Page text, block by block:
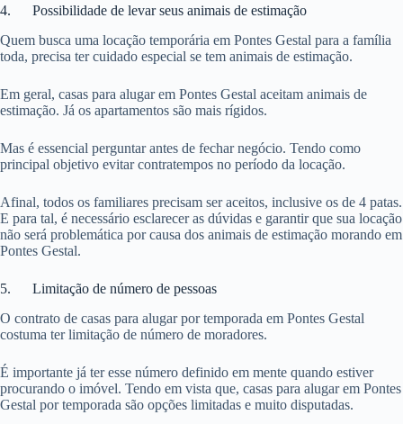
4. Possibilidade de levar seus animais de estimação
Quem busca uma locação temporária em Pontes Gestal para a família
toda, precisa ter cuidado especial se tem animais de estimação.
Em geral, casas para alugar em Pontes Gestal aceitam animais de
estimação. Já os apartamentos são mais rígidos.
Mas é essencial perguntar antes de fechar negócio. Tendo como
principal objetivo evitar contratempos no período da locação.
Afinal, todos os familiares precisam ser aceitos, inclusive os de 4 patas.
E para tal, é necessário esclarecer as dúvidas e garantir que sua locação
não será problemática por causa dos animais de estimação morando em
Pontes Gestal.
5. Limitação de número de pessoas
O contrato de casas para alugar por temporada em Pontes Gestal
costuma ter limitação de número de moradores.
É importante já ter esse número definido em mente quando estiver
procurando o imóvel. Tendo em vista que, casas para alugar em Pontes
Gestal por temporada são opções limitadas e muito disputadas.